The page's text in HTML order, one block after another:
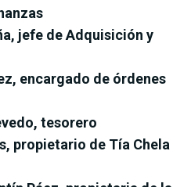
jefe de Adquisición y
encargado de órdenes
tesorero
propietario de Tía Chela